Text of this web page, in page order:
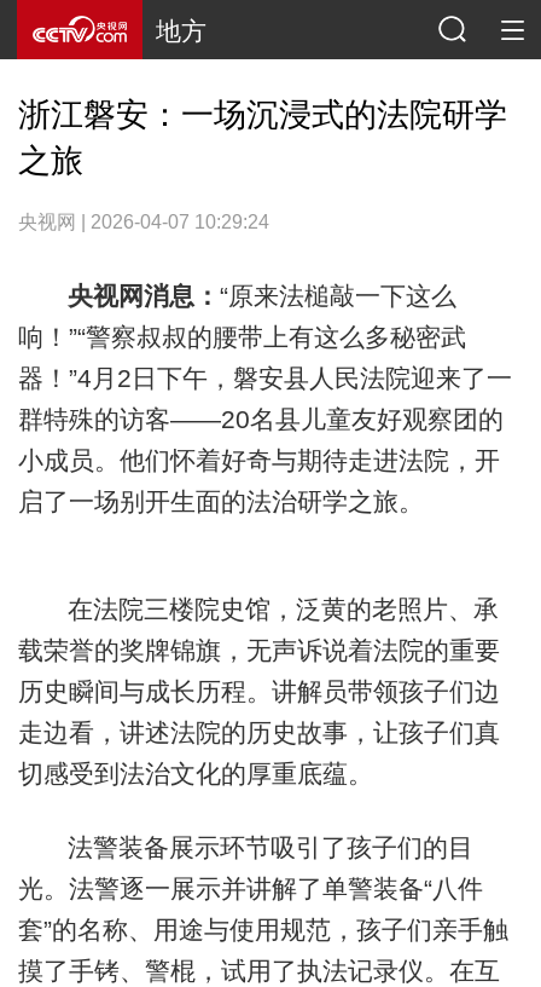
地方
浙江磐安：一场沉浸式的法院研学
之旅
央视网 | 2026-04-07 10:29:24
央视网消息： “原来法槌敲一下这么
响！”“警察叔叔的腰带上有这么多秘密武
器！”4月2日下午，磐安县人民法院迎来了一
群特殊的访客——20名县儿童友好观察团的
小成员。他们怀着好奇与期待走进法院，开
启了一场别开生面的法治研学之旅。
在法院三楼院史馆，泛黄的老照片、承
载荣誉的奖牌锦旗，无声诉说着法院的重要
历史瞬间与成长历程。讲解员带领孩子们边
走边看，讲述法院的历史故事，让孩子们真
切感受到法治文化的厚重底蕴。
法警装备展示环节吸引了孩子们的目
光。法警逐一展示并讲解了单警装备“八件
套”的名称、用途与使用规范，孩子们亲手触
摸了手铐、警棍，试用了执法记录仪。在互